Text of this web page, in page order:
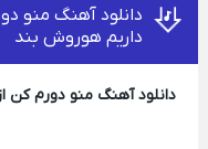
دانلود آهنگ منو
داریم هوروش بند
دانلود آهنگ منو دورم